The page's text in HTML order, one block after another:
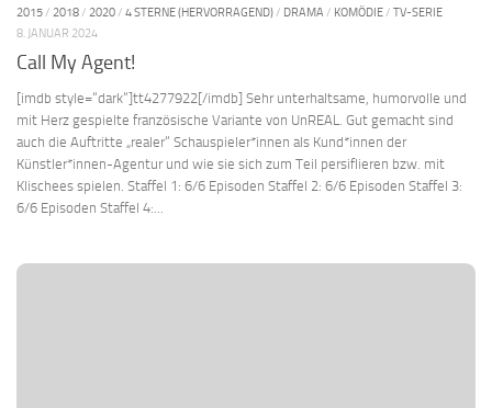
2015/ 2018/ 2020/ 4 STERNE (HERVORRAGEND)/ DRAMA / KOMÖDIE/ TV-SERIE
8. JANUAR 2024
Call My Agent!
[imdb style=“dark“]tt4277922[/imdb] Sehr unterhaltsame, humorvolle und
mit Herz gespielte französische Variante von UnREAL. Gut gemacht sind
auch die Auftritte „realer“ Schauspieler*innen als Kund*innen der
Künstler*innen-Agentur und wie sie sich zum Teil persiflieren bzw. mit
Klischees spielen. Staffel 1: 6/6 Episoden Staffel 2: 6/6 Episoden Staffel 3:
6/6 Episoden Staffel 4:...